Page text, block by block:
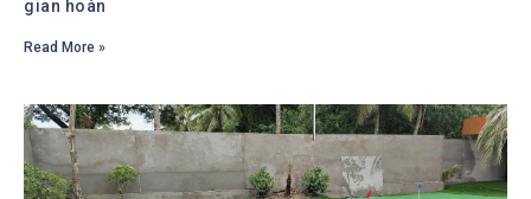
gian hoàn
Read More »